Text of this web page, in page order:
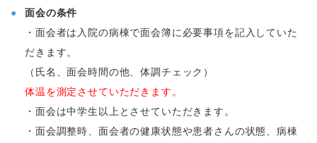
面会の条件
・面会者は入院の病棟で面会簿に必要事項を記入していた
だきます。
（氏名、面会時間の他、体調チェック）
体温を測定させていただきます。
・面会は中学生以上とさせていただきます。
・面会調整時、面会者の健康状態や患者さんの状態、病棟